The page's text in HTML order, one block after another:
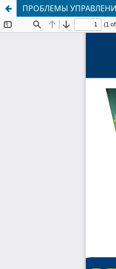
ПРОБЛЕМЫ